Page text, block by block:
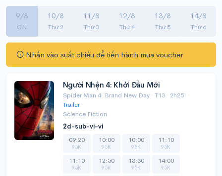
9/8
CN
10/8
Thứ 2
11/8
Thứ 3
12/8
Thứ 4
13/8
Thứ 5
14/8
Thứ 6
Nhấn vào suất chiếu để tiến hành mua voucher
Người Nhện 4: Khởi Đầu Mới
Spider Man 4: Brand New Day · T13 · 2h25' ·
Trailer
Science Fiction
2d-sub-vi-vi
09:20
95K
10:00
95K
10:00
95K
11:10
95K
11:10
95K
12:50
95K
13:30
95K
14:00
95K